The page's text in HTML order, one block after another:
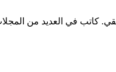
كاتب في العديد من